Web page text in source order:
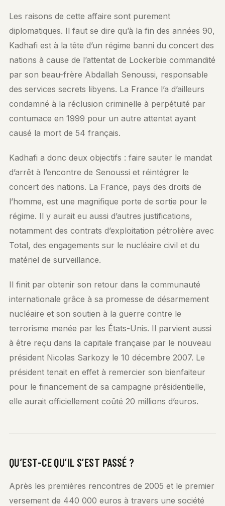
Les raisons de cette affaire sont purement
diplomatiques. Il faut se dire qu’à la fin des années 90,
Kadhafi est à la tête d’un régime banni du concert des
nations à cause de l’attentat de Lockerbie commandité
par son beau-frère Abdallah Senoussi, responsable
des services secrets libyens. La France l’a d’ailleurs
condamné à la réclusion criminelle à perpétuité par
contumace en 1999 pour un autre attentat ayant
causé la mort de 54 français.
Kadhafi a donc deux objectifs : faire sauter le mandat
d’arrêt à l’encontre de Senoussi et réintégrer le
concert des nations. La France, pays des droits de
l’homme, est une magnifique porte de sortie pour le
régime. Il y aurait eu aussi d’autres justifications,
notamment des contrats d’exploitation pétrolière avec
Total, des engagements sur le nucléaire civil et du
matériel de surveillance.
Il finit par obtenir son retour dans la communauté
internationale grâce à sa promesse de désarmement
nucléaire et son soutien à la guerre contre le
terrorisme menée par les États-Unis. Il parvient aussi
à être reçu dans la capitale française par le nouveau
président Nicolas Sarkozy le 10 décembre 2007. Le
président tenait en effet à remercier son bienfaiteur
pour le financement de sa campagne présidentielle,
elle aurait officiellement coûté 20 millions d’euros.
QU’EST-CE QU’IL S’EST PASSÉ ?
Après les premières rencontres de 2005 et le premier
versement de 440 000 euros à travers une société